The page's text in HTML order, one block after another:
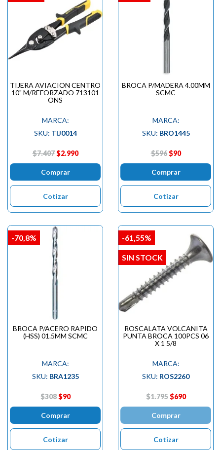
TIJERA AVIACION CENTRO
10" M/REFORZADO 713101
ONS
MARCA:
SKU: TIJ0014
$7.407 $2.990
Comprar
Cotizar
BROCA P/MADERA 4.00MM
SCMC
MARCA:
SKU: BRO1445
$596 $90
Comprar
Cotizar
BROCA P/ACERO RAPIDO
(HSS) 01.5MM SCMC
MARCA:
SKU: BRA1235
$308 $90
Comprar
Cotizar
-70,8%
ROSCALATA VOLCANITA
PUNTA BROCA 100PCS 06
X 1 5/8
MARCA:
SKU: ROS2260
$1.795 $690
Comprar
Cotizar
-61,55%
SIN STOCK